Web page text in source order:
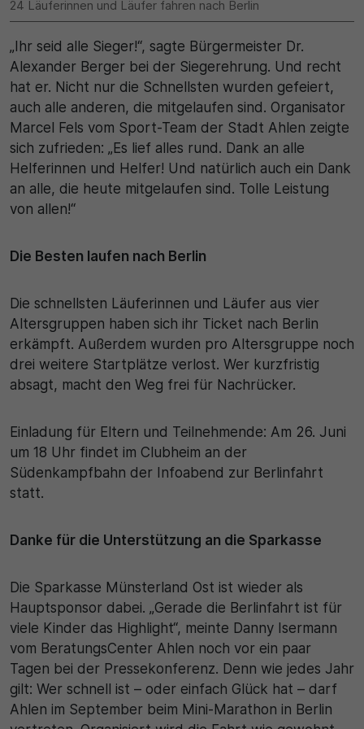
24 Läuferinnen und Läufer fahren nach Berlin
„Ihr seid alle Sieger!“, sagte Bürgermeister Dr.
Alexander Berger bei der Siegerehrung. Und recht
hat er. Nicht nur die Schnellsten wurden gefeiert,
auch alle anderen, die mitgelaufen sind. Organisator
Marcel Fels vom Sport-Team der Stadt Ahlen zeigte
sich zufrieden: „Es lief alles rund. Dank an alle
Helferinnen und Helfer! Und natürlich auch ein Dank
an alle, die heute mitgelaufen sind. Tolle Leistung
von allen!“
Die Besten laufen nach Berlin
Die schnellsten Läuferinnen und Läufer aus vier
Altersgruppen haben sich ihr Ticket nach Berlin
erkämpft. Außerdem wurden pro Altersgruppe noch
drei weitere Startplätze verlost. Wer kurzfristig
absagt, macht den Weg frei für Nachrücker.
Einladung für Eltern und Teilnehmende: Am 26. Juni
um 18 Uhr findet im Clubheim an der
Südenkampfbahn der Infoabend zur Berlinfahrt
statt.
Danke für die Unterstützung an die Sparkasse
Die Sparkasse Münsterland Ost ist wieder als
Hauptsponsor dabei. „Gerade die Berlinfahrt ist für
viele Kinder das Highlight“, meinte Danny Isermann
vom BeratungsCenter Ahlen noch vor ein paar
Tagen bei der Pressekonferenz. Denn wie jedes Jahr
gilt: Wer schnell ist – oder einfach Glück hat – darf
Ahlen im September beim Mini-Marathon in Berlin
Zweck
Wird für statistische Zwecke verwendet, um
vorübergehende Daten des Besuchs zu speichern.